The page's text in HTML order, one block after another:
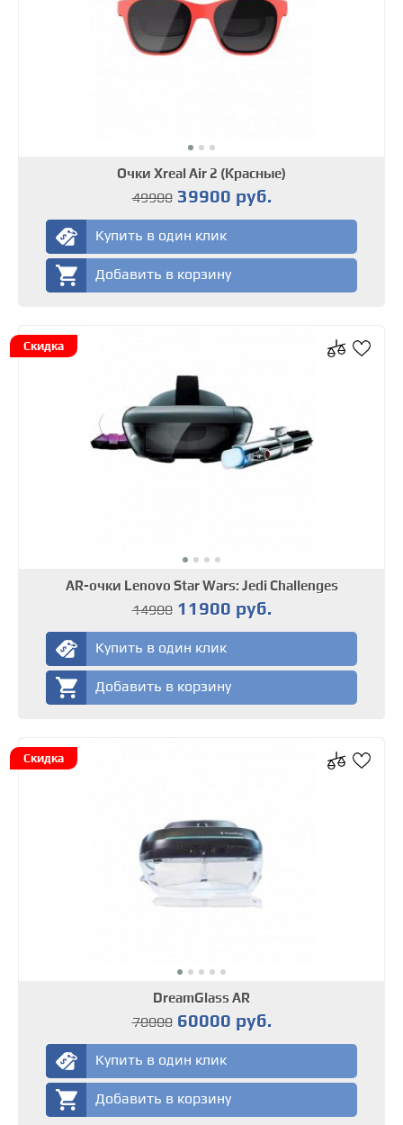
Очки Xreal Air 2 (Красные)
4990039900 руб.
Купить в один клик
Добавить в корзину
Скидка
AR-очки Lenovo Star Wars: Jedi Challenges
1490011900 руб.
Купить в один клик
Добавить в корзину
Скидка
DreamGlass AR
7000060000 руб.
Купить в один клик
Добавить в корзину